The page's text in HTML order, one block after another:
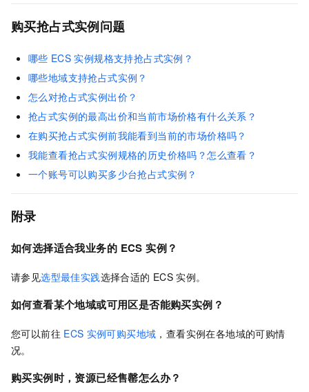
购买抢占式实例问题
哪些 ECS 实例规格支持抢占式实例？
哪些地域支持抢占式实例？
怎么对抢占式实例出价？
抢占式实例的最高出价和当前市场价格有什么关系？
在购买抢占式实例前我能看到当前的市场价格吗？
我能查看抢占式实例规格的历史价格吗？怎么查看？
一个账号可以购买多少台抢占式实例？
附录
如何选择适合我业务的 ECS 实例？
请参见选型最佳实践选择合适的 ECS 实例。
如何查看某个地域或可用区是否能购买实例？
您可以前往 ECS 实例可购买地域 ，查看实例在各地域的可购情
况。
购买实例时，资源已经售罄怎么办？